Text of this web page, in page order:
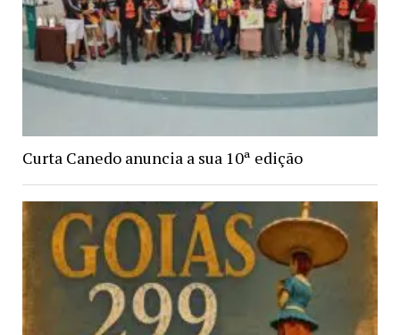
Curta Canedo anuncia a sua 10ª edição